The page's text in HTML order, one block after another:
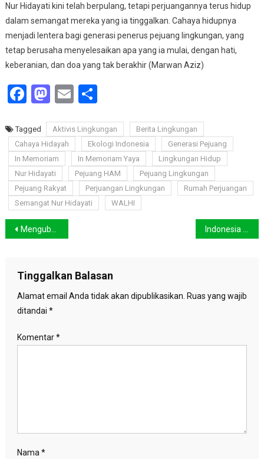
Nur Hidayati kini telah berpulang, tetapi perjuangannya terus hidup
dalam semangat mereka yang ia tinggalkan. Cahaya hidupnya
menjadi lentera bagi generasi penerus pejuang lingkungan, yang
tetap berusaha menyelesaikan apa yang ia mulai, dengan hati,
keberanian, dan doa yang tak berakhir (Marwan Aziz)
Facebook
Mastodon
EmailShare
Tagged Aktivis Lingkungan
Berita Lingkungan
Cahaya Hidayah
Ekologi Indonesia
Generasi Pejuang
In Memoriam
In Memoriam Yaya
Lingkungan Hidup
Nur Hidayati
Pejuang HAM
Pejuang Lingkungan
Pejuang Rakyat
Perjuangan Lingkungan
Rumah Perjuangan
Semangat Nur Hidayati
WALHI
Navigasi
Mengubah Paradigma, SDA Hayati Kini Sumber Pendanaan Berkelanjutan bagi KLHK
Tinggalkan Balasan
Alamat email Anda tidak akan dipublikasikan. Ruas yang wajib
ditandai *
Komentar*
Nama *